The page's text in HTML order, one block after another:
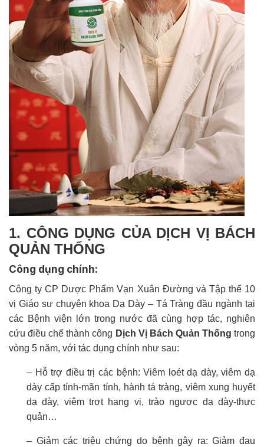
1. CÔNG DỤNG CỦA DỊCH VỊ BÁCH
QUẢN THỐNG
Công dụng chính:
Công ty CP Dược Phẩm Vạn Xuân Đường và Tập thể 10
vị Giáo sư chuyên khoa Dạ Dày – Tá Tràng đầu ngành tại
các Bệnh viện lớn trong nước đã cùng hợp tác, nghiên
cứu điều chế thành công Dịch Vị Bách Quản Thống trong
vòng 5 năm, với tác dụng chính như sau:
– Hỗ trợ điều trị các bệnh: Viêm loét dạ dày, viêm dạ
dày cấp tính-mãn tính, hành tá tràng, viêm xung huyết
dạ dày, viêm trợt hang vị, trào ngược dạ dày-thực
quản…
– Giảm các triệu chứng do bệnh gây ra: Giảm đau